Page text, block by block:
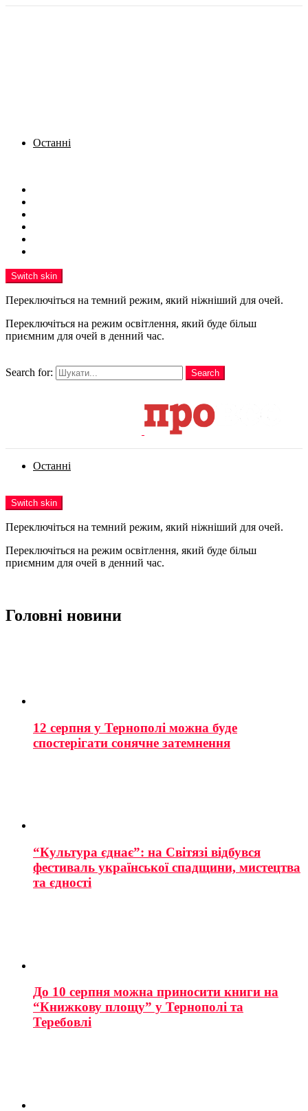
Останні
Switch skin
Переключіться на темний режим, який ніжніший для очей.
Переключіться на режим освітлення, який буде більш
приємним для очей в денний час.
Search for:
Search
Останні
Switch skin
Переключіться на темний режим, який ніжніший для очей.
Переключіться на режим освітлення, який буде більш
приємним для очей в денний час.
Головні новини
12 серпня у Тернополі можна буде
спостерігати сонячне затемнення
“Культура єднає”: на Світязі відбувся
фестиваль української спадщини, мистецтва
та єдності
До 10 серпня можна приносити книги на
“Книжкову площу” у Тернополі та
Теребовлі